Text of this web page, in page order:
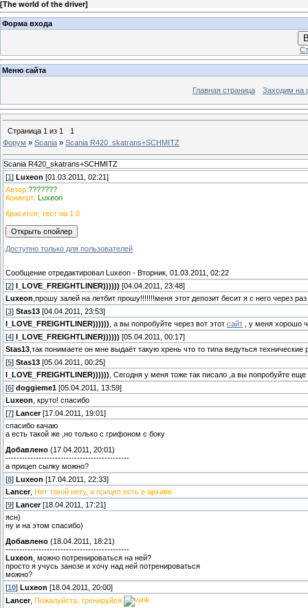
[The world of the driver]
Форма входа
Меню сайта
Главная страница Заходим на
Страница 1 из 1
1
Форум » Scania » Scania R420_skatrans+SCHMITZ
Scania R420_skatrans+SCHMITZ
[1 ] Luxeon [01.03.2011, 02:21]
Автор:???????
Конверт:
Luxeon
Красится, тест на 1.0
Доступно только для пользователей
Сообщение отредактировал Luxeon - Вторник, 01.03.2011, 02:22
[2] I_LOVE_FREIGHTLINER)))))) [04.04.2011, 23:48]
Luxeon ,прошу залей на летбит прошу!!!!!!!меня этот депозит бесит я с него через
[3] Stas13 [04.04.2011, 23:53]
I_LOVE_FREIGHTLINER)))))) , а вы попробуйте через вот этот сайт , у меня хорошо
[4] I_LOVE_FREIGHTLINER)))))) [05.04.2011, 00:17]
Stas13 ,так понимаете он мне выдаёт такую хрень что то типа ведуться
[5] Stas13 [05.04.2011, 00:25]
I_LOVE_FREIGHTLINER)))))) , Сегодня у меня тоже так писало ,а вы попробуйте
[6] doggieme1 [05.04.2011, 13:59]
Luxeon , круто! спасибо
[7] Lancer[17.04.2011, 19:01]
спасибо качаю
а есть такой же ,но только с грифоном с боку
Добавлено (17.04.2011, 20:01)
---------------------------------------------
а прицеп сылку можно?
[8] Luxeon [17.04.2011, 22:33]
Lancer, Нет такой нету, а прицеп есть в архиве.
[9] Lancer[18.04.2011, 17:21]
ясн)
ну и на этом спасибо)
Добавлено (18.04.2011, 18:21)
---------------------------------------------
Luxeon , можно потренироваться на ней?
просто я учусь занозе и хочу над ней потренироваться
можно?
[10] Luxeon [18.04.2011, 20:00]
Lancer, Пожалуйста, тренируйся